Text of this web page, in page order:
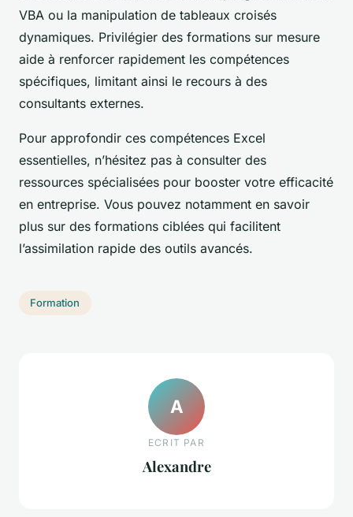
VBA ou la manipulation de tableaux croisés
dynamiques. Privilégier des formations sur mesure
aide à renforcer rapidement les compétences
spécifiques, limitant ainsi le recours à des
consultants externes.
Pour approfondir ces compétences Excel
essentielles, n’hésitez pas à consulter des
ressources spécialisées pour booster votre efficacité
en entreprise. Vous pouvez notamment en savoir
plus sur des formations ciblées qui facilitent
l’assimilation rapide des outils avancés.
Formation
A
ECRIT PAR
Alexandre